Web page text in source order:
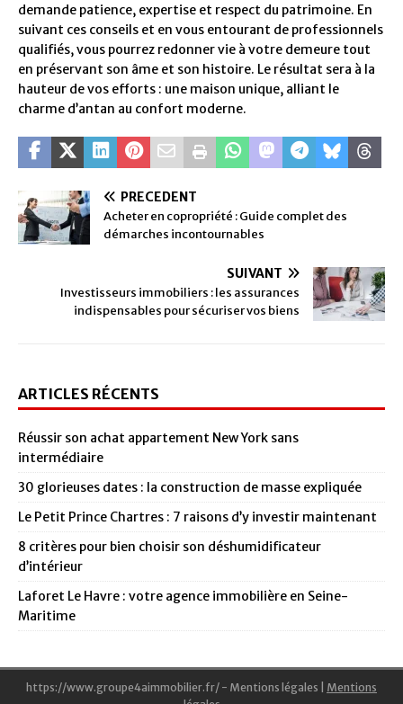
demande patience, expertise et respect du patrimoine. En
suivant ces conseils et en vous entourant de professionnels
qualifiés, vous pourrez redonner vie à votre demeure tout
en préservant son âme et son histoire. Le résultat sera à la
hauteur de vos efforts : une maison unique, alliant le
charme d’antan au confort moderne.
PRÉCÉDENT
Acheter en copropriété : Guide complet des
démarches incontournables
SUIVANT
Investisseurs immobiliers : les assurances
indispensables pour sécuriser vos biens
ARTICLES RÉCENTS
Réussir son achat appartement New York sans
intermédiaire
30 glorieuses dates : la construction de masse expliquée
Le Petit Prince Chartres : 7 raisons d’y investir maintenant
8 critères pour bien choisir son déshumidificateur
d’intérieur
Laforet Le Havre : votre agence immobilière en Seine-
Maritime
https://www.groupe4aimmobilier.fr/ - Mentions légales
Mentions